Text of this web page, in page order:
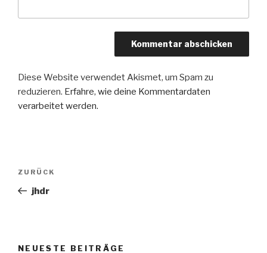
Diese Website verwendet Akismet, um Spam zu
reduzieren. Erfahre, wie deine Kommentardaten
verarbeitet werden.
Beitragsnavigation
Vorheriger
Beitrag
ZURÜCK
jhdr
NEUESTE BEITRÄGE